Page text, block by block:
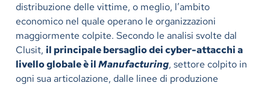
distribuzione delle vittime, o meglio, l’ambito
economico nel quale operano le organizzazioni
maggiormente colpite. Secondo le analisi svolte dal
Clusit, il principale bersaglio dei cyber-attacchi a
livello globale è ilManufacturing, settore colpito in
ogni sua articolazione, dalle linee di produzione